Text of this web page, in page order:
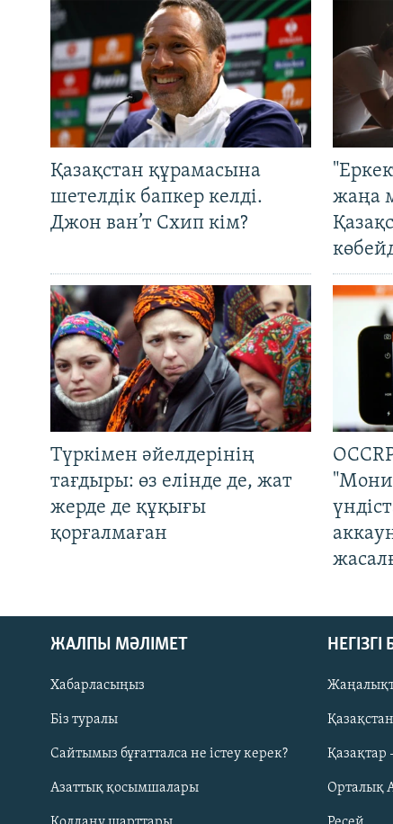
Русский
ЖАЗЫЛЫҢЫЗ
Қазақстан құрамасына
шетелдік бапкер келді.
Джон ван’т Схип кім?
жаңа
Түркімен әйелдерінің
тағдыры: өз елінде де, жат
жерде де құқығы
қорғалмаған
ЖАЛПЫ МӘЛІМЕТ
Хабарласыңыз
Біз туралы
Сайтымыз бұғатталса не істеу керек?
Азаттық қосымшалары
Қазақстан
Қазақтар
Орталық